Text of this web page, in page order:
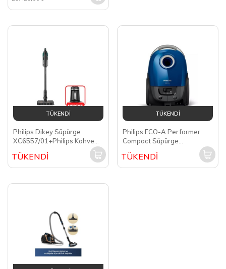
TÜKENDİ
Philips Dikey Süpürge
XC6557/01+Philips Kahve
TÜKENDİ
TÜKENDİ
Philips ECO-A Performer
Compact Süpürge
TÜKENDİ